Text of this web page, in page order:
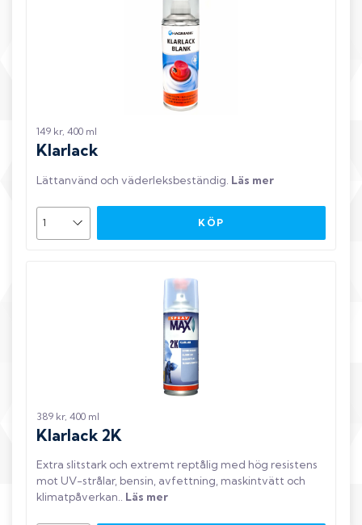
149 kr, 400 ml
Klarlack
Lättanvänd och väderleksbeständig Läs mer
KÖP
389 kr, 400 ml
Klarlack 2K
Extra slitstark och extremt reptålig med hög resistens
mot UV-strålar, bensin, avfettning, maskintvätt och
klimatpåverkan.. Läs mer